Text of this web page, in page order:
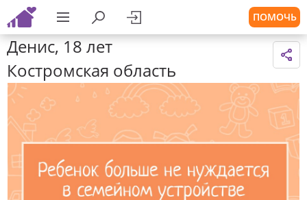
ПОМОЧЬ
Денис, 18 лет
Костромская область